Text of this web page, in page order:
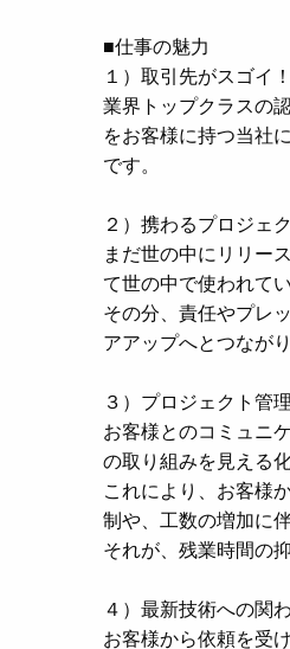
■仕事の魅力
１）取引先がスゴイ！
業界トップクラスの
をお客様に持つ当社
です。
２）携わるプロジェ
まだ世の中にリリー
て世の中で使われて
その分、責任やプレ
アアップへとつながり
３）プロジェクト管
お客様とのコミュニ
の取り組みを見える
これにより、お客様
制や、工数の増加に
それが、残業時間の
４）最新技術への関
お客様から依頼を受